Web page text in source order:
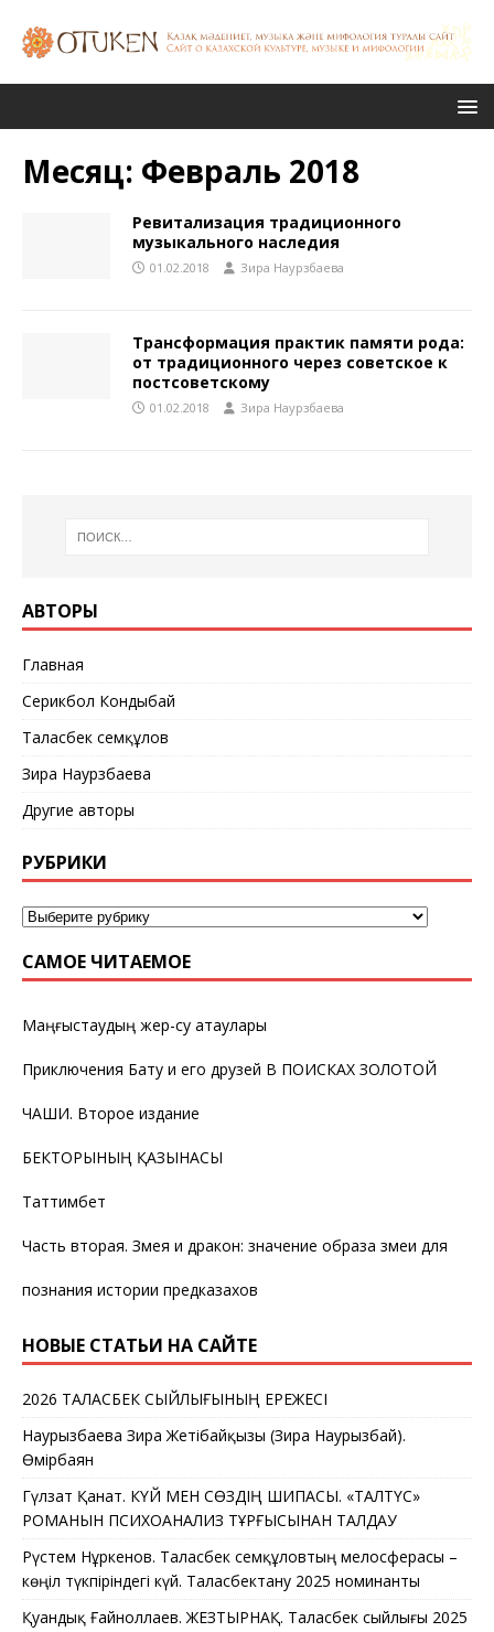
Месяц: Февраль 2018
Ревитализация традиционного
музыкального наследия
01.02.2018 Зира Наурзбаева
Трансформация практик памяти рода:
от традиционного через советское к
постсоветскому
01.02.2018 Зира Наурзбаева
АВТОРЫ
Главная
Серикбол Кондыбай
Таласбек Әсемқұлов
Зира Наурзбаева
Другие авторы
РУБРИКИ
САМОЕ ЧИТАЕМОЕ
Маңғыстаудың жер-су атаулары
Приключения Бату и его друзей В ПОИСКАХ ЗОЛОТОЙ
ЧАШИ. Второе издание
БЕКТОРЫНЫҢ ҚАЗЫНАСЫ
Таттимбет
Часть вторая. Змея и дракон: значение образа змеи для
познания истории предказахов
НОВЫЕ СТАТЬИ НА САЙТЕ
2026 ТАЛАСБЕК СЫЙЛЫҒЫНЫҢ ЕРЕЖЕСІ
Наурызбаева Зира Жетібайқызы (Зира Наурызбай).
Өмірбаян
Гүлзат Қанат. КҮЙ МЕН СӨЗДІҢ ШИПАСЫ. «ТАЛТҮС»
РОМАНЫН ПСИХОАНАЛИЗ ТҰРҒЫСЫНАН ТАЛДАУ
Рүстем Нұркенов. Таласбек Әсемқұловтың мелосферасы –
көңіл түкпіріндегі күй. Таласбектану 2025 номинанты
Қуандық Ғайноллаев. ЖЕЗТЫРНАҚ. Таласбек сыйлығы 2025